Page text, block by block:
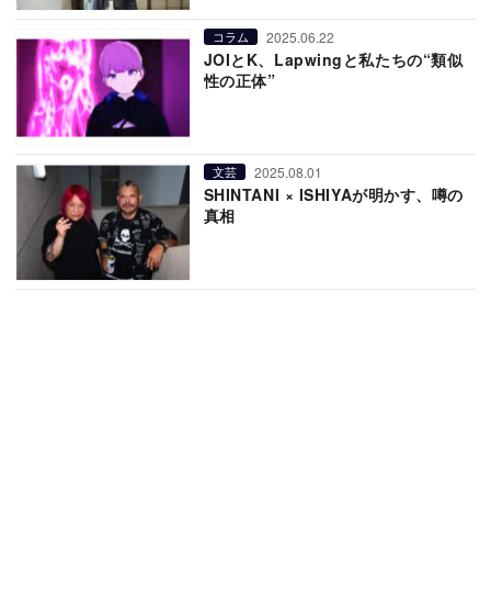
コラム 2025.06.22
JOIとK、Lapwingと私たちの“類似
性の正体”
文芸 2025.08.01
SHINTANI × ISHIYAが明かす、噂の
真相